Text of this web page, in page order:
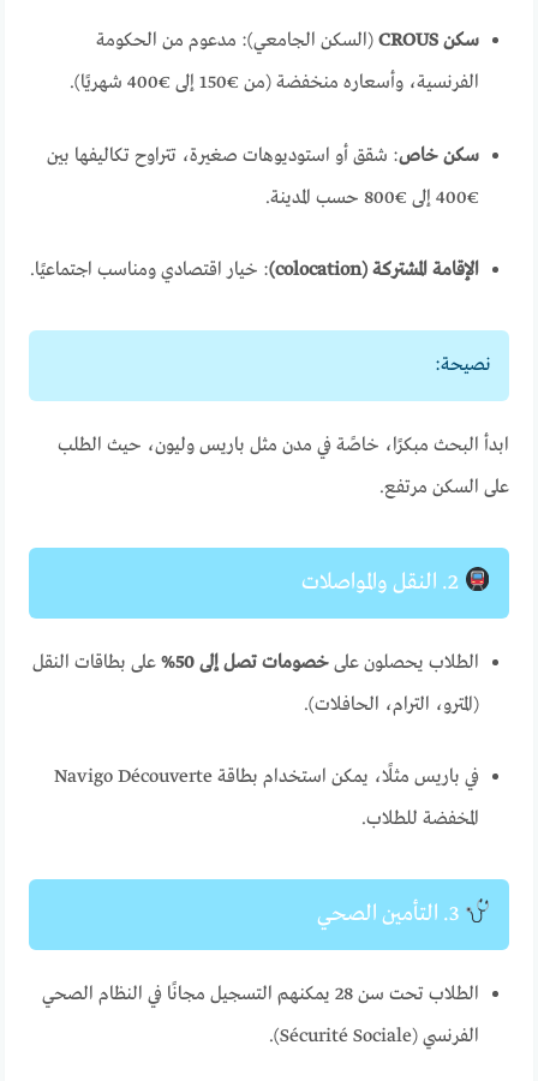
سكن CROUS
(السكن الجامعي): مدعوم من الحكومة
الفرنسية، وأسعاره منخفضة (من €150 إلى €400 شهريًا).
سكن خاص: شقق أو استوديوهات صغيرة، تتراوح تكاليفها بين
€400 إلى €800 حسب المدينة.
الإقامة المشتركة (colocation) : خيار اقتصادي ومناسب اجتماعيًا.
نصيحة:
ابدأ البحث مبكرًا، خاصًة في مدن مثل باريس وليون، حيث الطلب
على السكن مرتفع.
الطلاب يحصلون علىخصومات تصل إلى 50%
على بطاقات النقل
(المترو، الترام، الحافلات).
في باريس مثلًا، يمكن استخدام بطاقة Navigo Découverte
المخفضة للطلاب.
الطلاب تحت سن 28 يمكنهم التسجيل مجانًا في النظام الصحي
الفرنسي (Sécurité Sociale).